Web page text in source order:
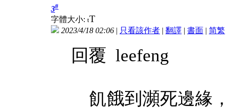
3#
字體大小: tT
2023/4/18 02:06 | 只看該作者 | 翻譯 | 書面 | 简繁
回覆 leefeng
飢餓到瀕死邊緣